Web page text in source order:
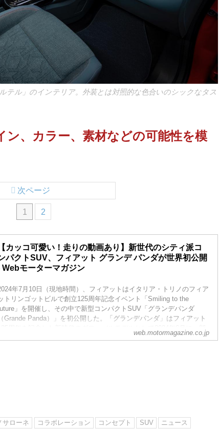
テル」のインテリア。外装とは対照的な色合いのシックなタス
、カラー、素材などの可能性を模
1 2
次ページ
【カッコ可愛い！走りの動画あり】新世代のシティ派コ
パクトSUV、フィアット グランデ パンダが世界初公開
Webモーターマガジン
年7月10日（現地時間）、フィアットはイタリア・トリノのフィア
トリンゴットビルで創立125周年記念イベント「Smiling to the
」を開催し、その中で新型コンパクトSUV「グランデパンダ
（Grande Panda）」を初公開した。「グランデパンダ」はフィアット
125周年を記念した新時代のグローバルモデルとして2024年6月に一部
の画像が公開されていたが、いよいよ世界市場に投入されることにな
web.motormagazine.co.jp
サローネ コラボレーション コンセプト SUV ニュース